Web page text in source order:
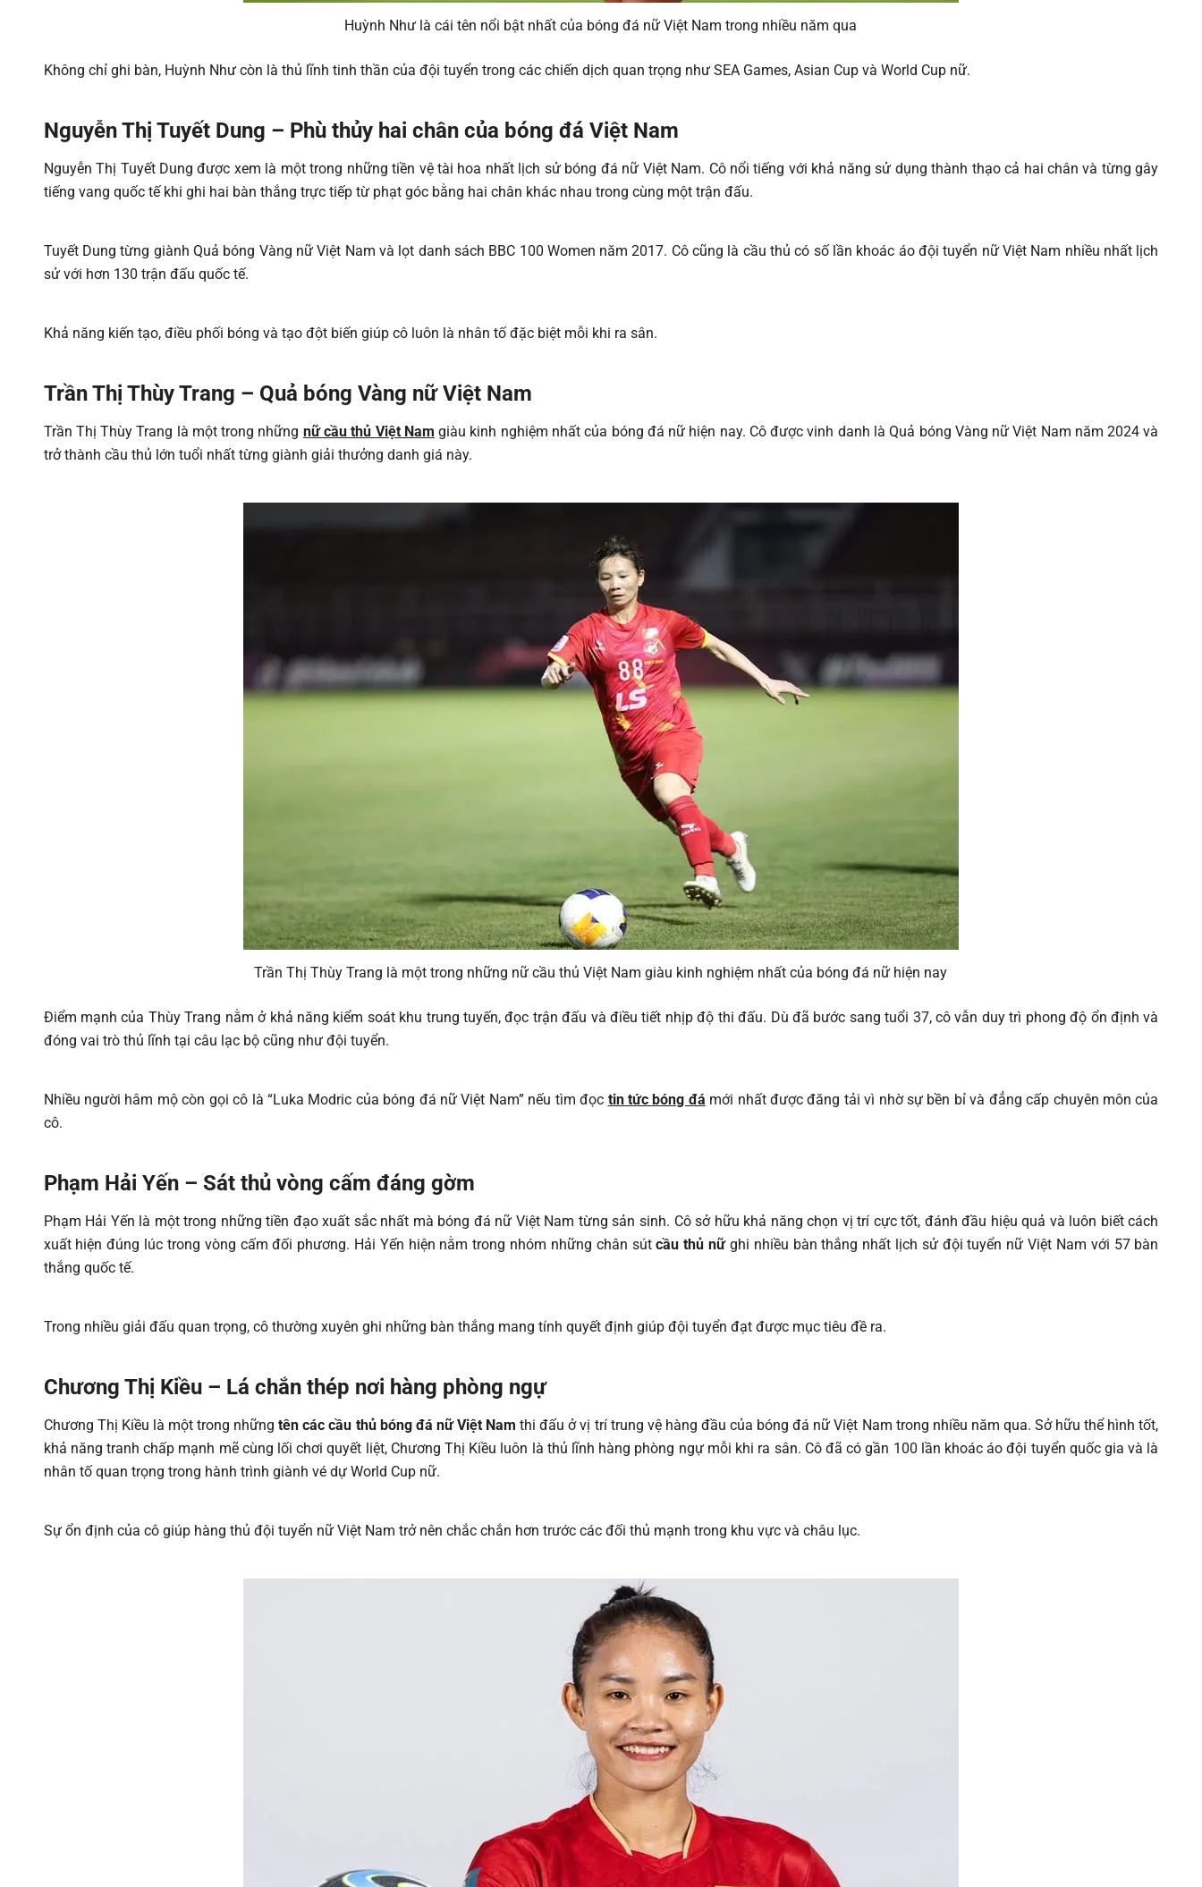
Huỳnh Như là cái tên nổi bật nhất của bóng đá nữ Việt Nam trong nhiều năm qua
Không chỉ ghi bàn, Huỳnh Như còn là thủ lĩnh tinh thần của đội tuyển trong các chiến dịch quan trọng như SEA Games, Asian Cup và World Cup nữ.
Nguyễn Thị Tuyết Dung – Phù thủy hai chân của bóng đá Việt Nam
Nguyễn Thị Tuyết Dung được xem là một trong những tiền vệ tài hoa nhất lịch sử bóng đá nữ Việt Nam. Cô nổi tiếng với khả năng sử dụng thành thạo cả hai chân và từng gây
tiếng vang quốc tế khi ghi hai bàn thắng trực tiếp từ phạt góc bằng hai chân khác nhau trong cùng một trận đấu.
Tuyết Dung từng giành Quả bóng Vàng nữ Việt Nam và lọt danh sách BBC 100 Women năm 2017. Cô cũng là cầu thủ có số lần khoác áo đội tuyển nữ Việt Nam nhiều nhất lịch
sử với hơn 130 trận đấu quốc tế.
Khả năng kiến tạo, điều phối bóng và tạo đột biến giúp cô luôn là nhân tố đặc biệt mỗi khi ra sân.
Trần Thị Thùy Trang – Quả bóng Vàng nữ Việt Nam
Trần Thị Thùy Trang là một trong những nữ cầu thủ Việt Nam giàu kinh nghiệm nhất của bóng đá nữ hiện nay. Cô được vinh danh là Quả bóng Vàng nữ Việt Nam năm 2024 và
trở thành cầu thủ lớn tuổi nhất từng giành giải thưởng danh giá này.
Trần Thị Thùy Trang là một trong những nữ cầu thủ Việt Nam giàu kinh nghiệm nhất của bóng đá nữ hiện nay
Điểm mạnh của Thùy Trang nằm ở khả năng kiểm soát khu trung tuyến, đọc trận đấu và điều tiết nhịp độ thi đấu. Dù đã bước sang tuổi 37, cô vẫn duy trì phong độ ổn định và
đóng vai trò thủ lĩnh tại câu lạc bộ cũng như đội tuyển.
Nhiều người hâm mộ còn gọi cô là “Luka Modric của bóng đá nữ Việt Nam” nếu tìm đọc tin tức bóng đá mới nhất được đăng tải vì nhờ sự bền bỉ và đẳng cấp chuyên môn của
cô.
Phạm Hải Yến – Sát thủ vòng cấm đáng gờm
Phạm Hải Yến là một trong những tiền đạo xuất sắc nhất mà bóng đá nữ Việt Nam từng sản sinh. Cô sở hữu khả năng chọn vị trí cực tốt, đánh đầu hiệu quả và luôn biết cách
xuất hiện đúng lúc trong vòng cấm đối phương. Hải Yến hiện nằm trong nhóm những chân sútcầu thủ nữghi nhiều bàn thắng nhất lịch sử đội tuyển nữ Việt Nam với 57 bàn
thắng quốc tế.
Trong nhiều giải đấu quan trọng, cô thường xuyên ghi những bàn thắng mang tính quyết định giúp đội tuyển đạt được mục tiêu đề ra.
Chương Thị Kiều – Lá chắn thép nơi hàng phòng ngự
Chương Thị Kiều là một trong nhữngtên các cầu thủ bóng đá nữ Việt Nam thi đấu ở vị trí trung vệ hàng đầu của bóng đá nữ Việt Nam trong nhiều năm qua. Sở hữu thể hình tốt,
khả năng tranh chấp mạnh mẽ cùng lối chơi quyết liệt, Chương Thị Kiều luôn là thủ lĩnh hàng phòng ngự mỗi khi ra sân. Cô đã có gần 100 lần khoác áo đội tuyển quốc gia và là
nhân tố quan trọng trong hành trình giành vé dự World Cup nữ.
Sự ổn định của cô giúp hàng thủ đội tuyển nữ Việt Nam trở nên chắc chắn hơn trước các đối thủ mạnh trong khu vực và châu lục.